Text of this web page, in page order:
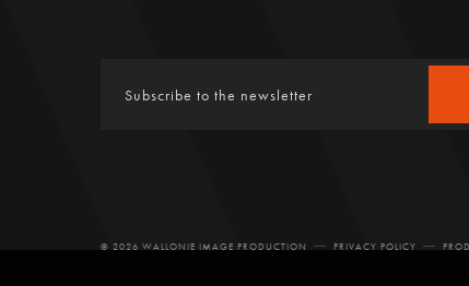
© 2026 WALLONIE IMAGE PRODUCTION PRIVACY POLICY